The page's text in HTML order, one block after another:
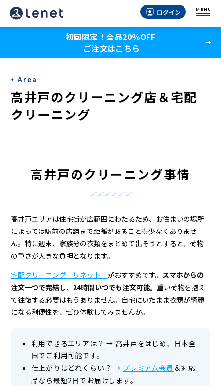
高
井
の
ク
リ
ー
宅
配
ク
リ
ー
ニ
ログイン MENU
初回限定！全品20％OFF
ご注文はこちら
Area
高井戸のクリーニング店＆宅配
クリーニング
高井戸のクリーニング事情
高井戸エリアは住宅街が広範囲にわたるため、お住まいの場所
によっては駅前の店舗まで距離があることも少なくありませ
ん。特に週末、家族分の衣類をまとめて出そうとすると、荷物
の重さが大きな負担となります。
宅配クリーニング「リネット」 がおすすめです。 スマホからの
注文一つで完結し、24時間いつでも注文可能。 重い荷物を抱え
て往復する必要はもうありません。自宅にいたまま衣類が綺麗
になる利便性を、ぜひ体験してみませんか。
利用できるエリアは？ → 高井戸をはじめ、日本全
国でご利用可能です。
仕上がりはどれくらい？ → プレミアム会員 ＆対応
品なら最短2日でお届けします。